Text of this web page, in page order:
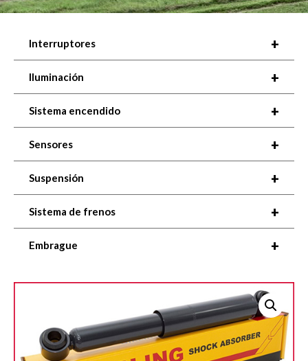
+
Interruptores
+
Iluminación
+
Sistema encendido
+
Sensores
+
Suspensión
+
Sistema de frenos
+
Embrague